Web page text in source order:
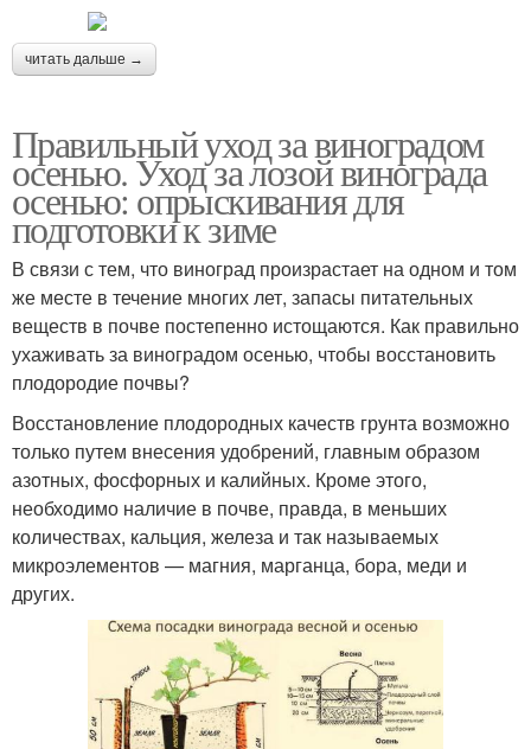
читать дальше →
Правильный уход за виноградом
осенью. Уход за лозой винограда
осенью: опрыскивания для
подготовки к зиме
В связи с тем, что виноград произрастает на одном и том
же месте в течение многих лет, запасы питательных
веществ в почве постепенно истощаются. Как правильно
ухаживать за виноградом осенью, чтобы восстановить
плодородие почвы?
Восстановление плодородных качеств грунта возможно
только путем внесения удобрений, главным образом
азотных, фосфорных и калийных. Кроме этого,
необходимо наличие в почве, правда, в меньших
количествах, кальция, железа и так называемых
микроэлементов — магния, марганца, бора, меди и
других.